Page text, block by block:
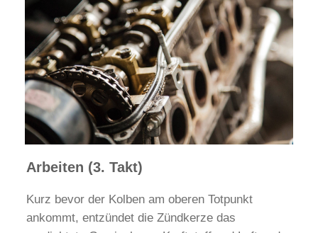
Arbeiten (3. Takt)
Kurz bevor der Kolben am oberen Totpunkt
ankommt, entzündet die Zündkerze das